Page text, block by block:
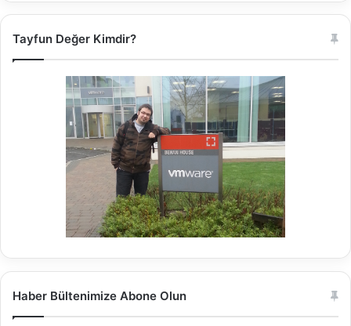
Tayfun Değer Kimdir?
Haber Bültenimize Abone Olun